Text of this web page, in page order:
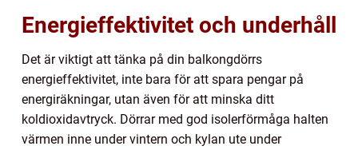
Energieffektivitet och underhåll
Det är viktigt att tänka på din balkongdörrs
energieffektivitet, inte bara för att spara pengar på
energiräkningar, utan även för att minska ditt
koldioxidavtryck. Dörrar med god isolerförmåga halten
värmen inne under vintern och kylan ute under